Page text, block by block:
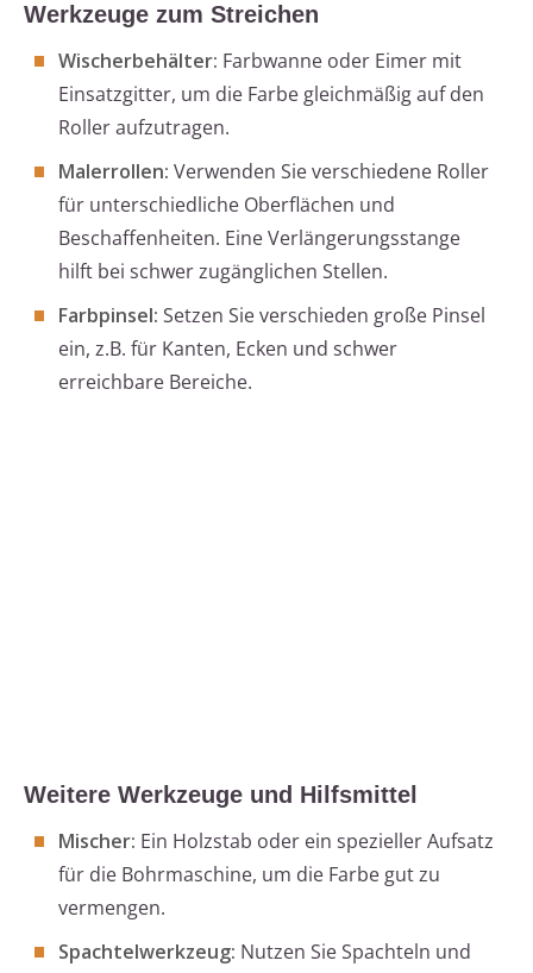
Werkzeuge zum Streichen
Wischerbehälter: Farbwanne oder Eimer mit
Einsatzgitter, um die Farbe gleichmäßig auf den
Roller aufzutragen.
Malerrollen: Verwenden Sie verschiedene Roller
für unterschiedliche Oberflächen und
Beschaffenheiten. Eine Verlängerungsstange
hilft bei schwer zugänglichen Stellen.
Farbpinsel: Setzen Sie verschieden große Pinsel
ein, z.B. für Kanten, Ecken und schwer
erreichbare Bereiche.
Weitere Werkzeuge und Hilfsmittel
Mischer: Ein Holzstab oder ein spezieller Aufsatz
für die Bohrmaschine, um die Farbe gut zu
vermengen.
Spachtelwerkzeug: Nutzen Sie Spachteln und